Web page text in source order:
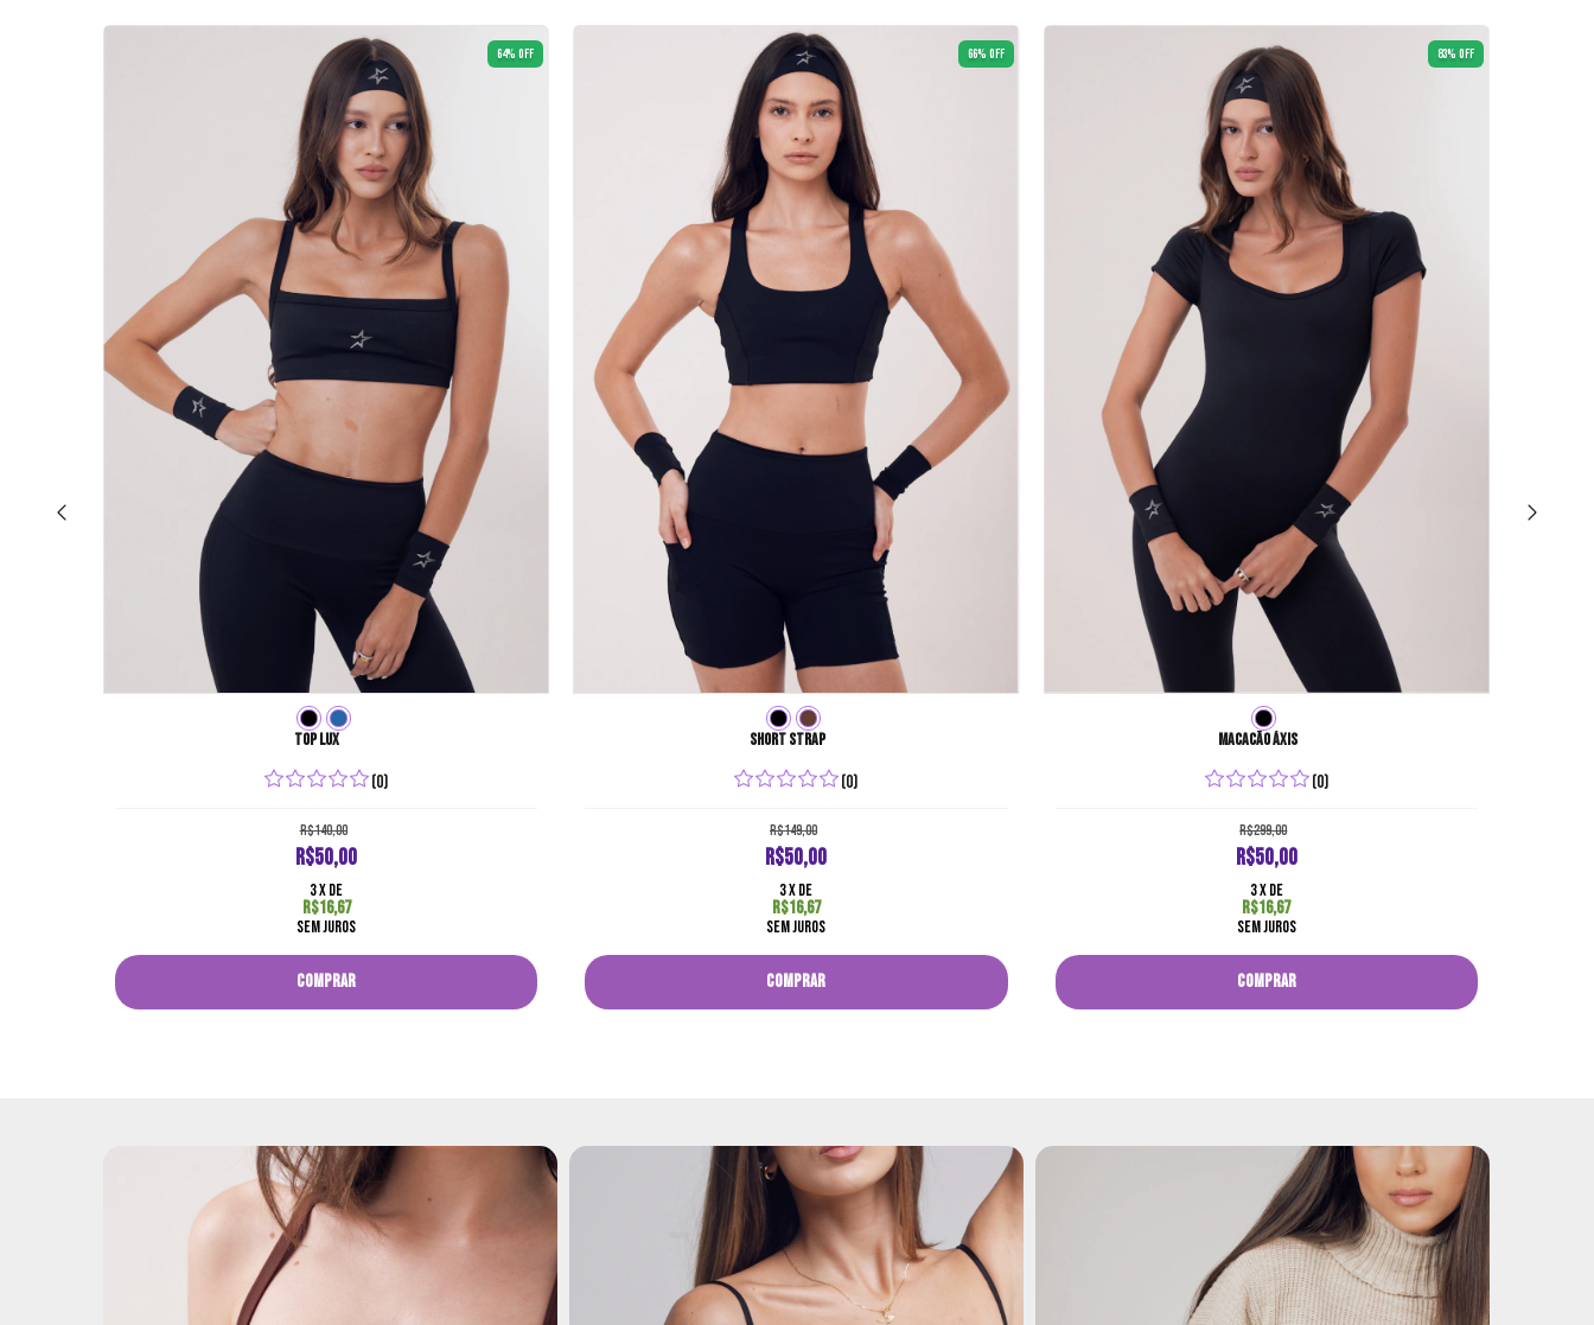
64%OFF
Top lux
(0)
R$140,00
R$50,00
3x de
R$16,67
sem juros
COMPRAR
66% OFF
Short strap
(0)
R$149,00
R$50,00
3x de
R$16,67
sem juros
COMPRAR
83% OFF
Macacão áxis
(0)
R$299,00
R$50,00
3x de
R$16,67
sem juros
COMPRAR